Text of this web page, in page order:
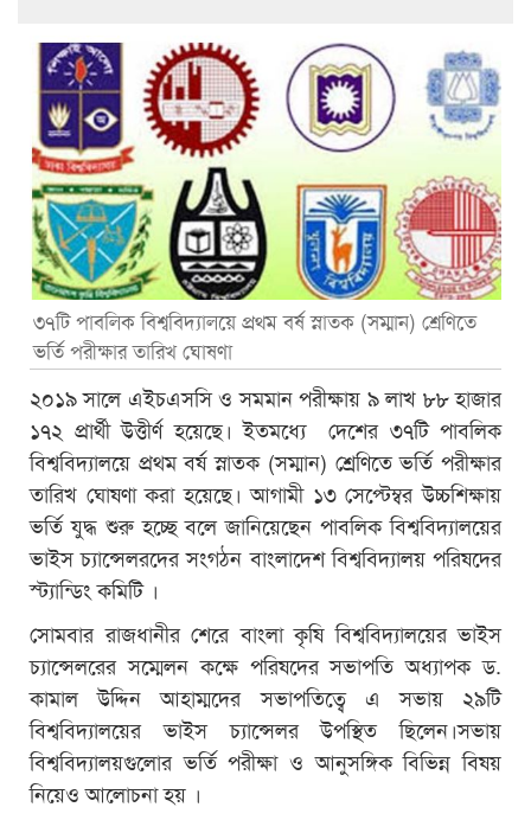
৩৭টি পাবলিক বিশ্ববিদ্যালয়ে প্রথম বর্ষ স্নাতক (সম্মান) শ্রেণিতে
ভর্তি পরীক্ষার তারিখ ঘোষণা
২০১৯ সালে এইচএসসি ও সমমান পরীক্ষায় ৯ লাখ ৮৮ হাজার
১৭২ প্রার্থী উত্তীর্ণ হয়েছে। ইতমধ্যে দেশের ৩৭টি পাবলিক
বিশ্ববিদ্যালয়ে প্রথম বর্ষ স্নাতক (সম্মান) শ্রেণিতে ভর্তি পরীক্ষার
তারিখ ঘোষণা করা হয়েছে। আগামী ১৩ সেপ্টেম্বর উচ্চশিক্ষায়
ভর্তি যুদ্ধ শুরু হচ্ছে বলে জানিয়েছেন পাবলিক বিশ্ববিদ্যালয়ের
ভাইস চ্যান্সেলরদের সংগঠন বাংলাদেশ বিশ্ববিদ্যালয় পরিষদের
স্ট্যান্ডিং কমিটি ।
সোমবার রাজধানীর শেরে বাংলা কৃষি বিশ্ববিদ্যালয়ের ভাইস
চ্যান্সেলরের সম্মেলন কক্ষে পরিষদের সভাপতি অধ্যাপক ড.
কামাল উদ্দিন আহাম্মদের সভাপতিত্বে এ সভায় ২৯টি
বিশ্ববিদ্যালয়ের ভাইস চ্যান্সেলর উপস্থিত ছিলেন।সভায়
বিশ্ববিদ্যালয়গুলোর ভর্তি পরীক্ষা ও আনুসঙ্গিক বিভিন্ন বিষয়
নিয়েও আলোচনা হয় ।